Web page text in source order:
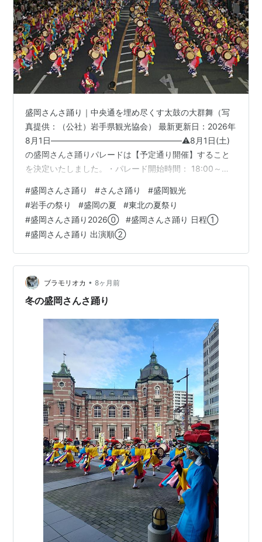
盛岡さんさ踊り｜中央通を埋め尽くす太鼓の大群舞（写
真提供：（公社）岩手県観光協会） 最新更新日：2026年
8月1日――――――――――――――――⚠️8月1日(土)
の盛岡さんさ踊りパレードは【予定通り開催】すること
を決定いたしました。・パレード開始時間： 18:00～・
盛岡さんさ踊り公式ブログ — morioka sansa odori
official blogで最新情報を確認できます。
―――――――――――――――― いよいよ今年も盛岡
の夏を象徴する「盛岡さんさ踊り」の季節がやってきま
した！毎年8月1日から4日までの4日間、盛岡市の中央…
#盛岡さんさ踊り #さんさ踊り #盛岡観光
#岩手の祭り #盛岡の夏 #東北の夏祭り
#盛岡さんさ踊り2026⓪ #盛岡さんさ踊り 日程①
#盛岡さんさ踊り 出演順②
ブラモリオカ • 8ヶ月前
冬の盛岡さんさ踊り